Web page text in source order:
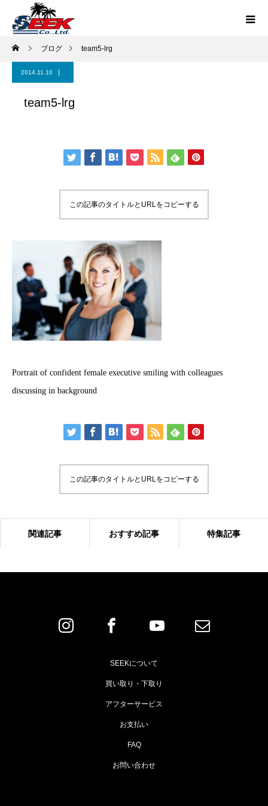
ブログ team5-lrg
2014.11.10
team5-lrg
この記事のタイトルとURLをコピーする
Portrait of confident female executive smiling with colleagues
discussing in background
この記事のタイトルとURLをコピーする
関連記事 おすすめ記事 特集記事
SEEKについて
買い取り・下取り
アフターサービス
お支払い
FAQ
お問い合わせ